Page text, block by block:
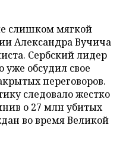
слишком мягкой
Александра Вучича
Сербский лидер
обсудил свое
переговоров.
следовало жестко
о 27 млн убитых
во время Великой